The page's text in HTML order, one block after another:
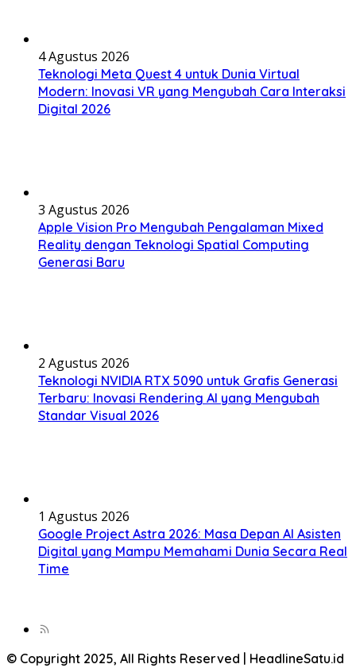
4 Agustus 2026
Teknologi Meta Quest 4 untuk Dunia Virtual
Modern: Inovasi VR yang Mengubah Cara Interaksi
Digital 2026
3 Agustus 2026
Apple Vision Pro Mengubah Pengalaman Mixed
Reality dengan Teknologi Spatial Computing
Generasi Baru
2 Agustus 2026
Teknologi NVIDIA RTX 5090 untuk Grafis Generasi
Terbaru: Inovasi Rendering AI yang Mengubah
Standar Visual 2026
1 Agustus 2026
Google Project Astra 2026: Masa Depan AI Asisten
Digital yang Mampu Memahami Dunia Secara Real
Time
© Copyright 2025, All Rights Reserved | HeadlineSatu.id